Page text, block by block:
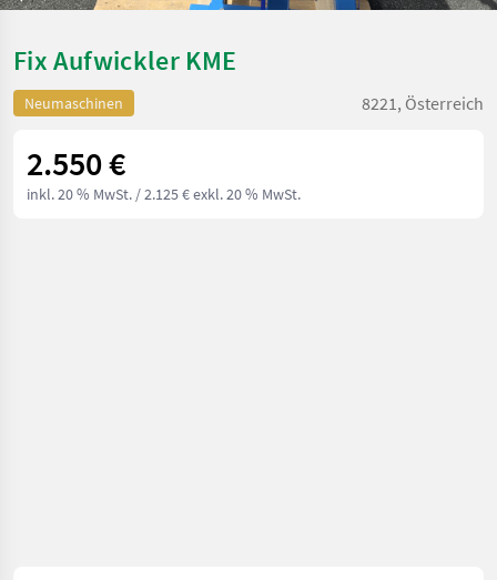
Fix Aufwickler KME
Neumaschinen 8221, Österreich
2.550 €
inkl. 20 % MwSt. / 2.125 € exkl. 20 % MwSt.